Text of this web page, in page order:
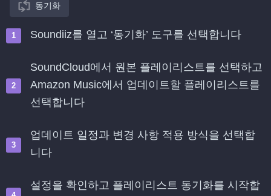
동기화
Soundiiz를 열고 ‘동기화’ 도구를 선택합니다
SoundCloud에서 원본 플레이리스트를 선택하고
Amazon Music에서 업데이트할 플레이리스트를
선택합니다
업데이트 일정과 변경 사항 적용 방식을 선택합
니다
설정을 확인하고 플레이리스트 동기화를 시작합